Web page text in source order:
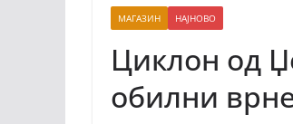
МАГАЗИН НАЈНОВО
Циклон од
обилни